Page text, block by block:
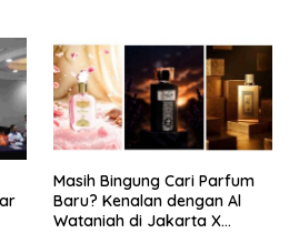
Tema: “Penguatan dan
Pengembangan Organisasi
KBI yang Berbasis Riset di
seluruh Indonesia dan
Mancanegara”.
Masih Bingung Cari Parfum
Baru? Kenalan dengan Al
Wataniah di Jakarta X